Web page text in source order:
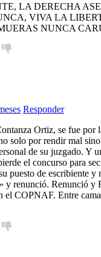
LA DERECHA
VIVA LA
NUNCA
Responder
Ortiz, se fue por
solo por rendir mal sino
de su juzgado. Y
el concurso para
puesto de escribiente y
y renunció. Renunció y
el COPNAF. Entre